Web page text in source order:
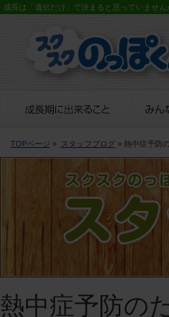
成長は「遺伝だけ」で決まると思っていませ
TOPページ » スタッフブログ » 熱中症予防
熱中症予防の